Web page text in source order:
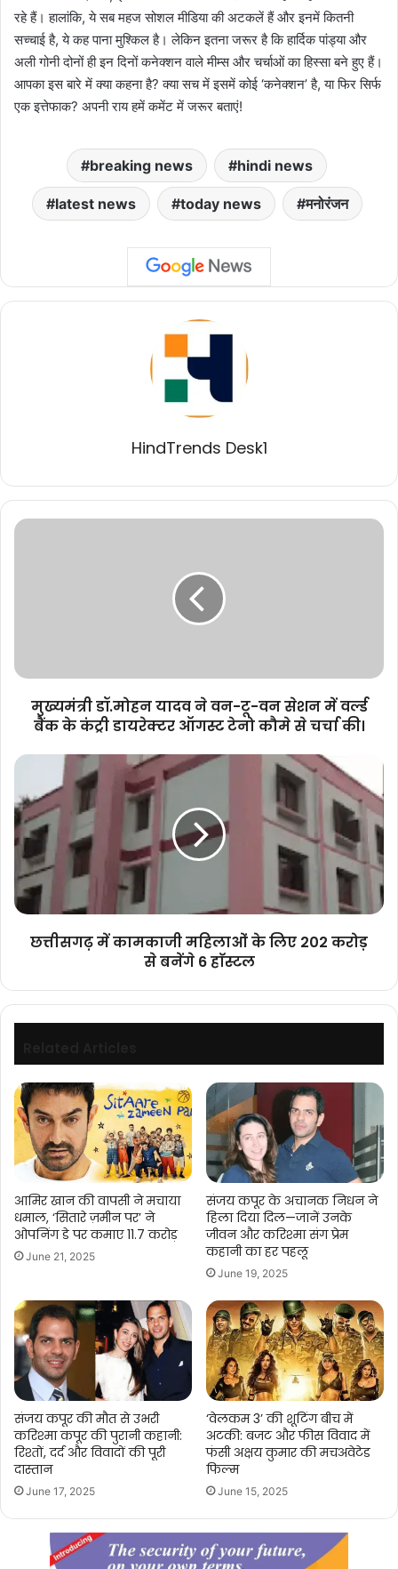
रहे हैं। हालांकि, ये सब महज सोशल मीडिया की अटकलें हैं और इनमें कितनी
सच्चाई है, ये कह पाना मुश्किल है। लेकिन इतना जरूर है कि हार्दिक पांड्या और
अली गोनी दोनों ही इन दिनों कनेक्शन वाले मीम्स और चर्चाओं का हिस्सा बने हुए हैं।
आपका इस बारे में क्या कहना है? क्या सच में इसमें कोई ‘कनेक्शन’ है, या फिर सिर्फ
एक इत्तेफाक? अपनी राय हमें कमेंट में जरूर बताएं!
breaking news hindi news
latest news today news मनोरंजन
HindTrends Desk1
मुख्यमंत्री
में
कंट्री
टेनो
कौमे
से
चर्चा
की।
मुख्यमंत्री डॉ.मोहन यादव ने वन-टू-वन सेशन में वर्ल्ड
बैंक के कंट्री डायरेक्टर ऑगस्ट टेनो कौमे से चर्चा की।
छत्तीसगढ़
कामकाजी
महिलाओं
के
लिए
202
करोड़
से
छत्तीसगढ़ में कामकाजी महिलाओं के लिए 202 करोड़
से बनेंगे 6 हाॅस्टल
आमिर खान की वापसी ने मचाया
धमाल, ‘सितारे ज़मीन पर’ ने
ओपनिंग डे पर कमाए 11.7 करोड़
June 21, 2025
संजय कपूर के अचानक निधन ने
हिला दिया दिल—जानें उनके
जीवन और करिश्मा संग प्रेम
कहानी का हर पहलू
June 19, 2025
संजय कपूर की मौत से उभरी
करिश्मा कपूर की पुरानी कहानी:
रिश्तों, दर्द और विवादों की पूरी
दास्तान
June 17, 2025
‘वेलकम 3’ की शूटिंग बीच में
अटकी: बजट और फीस विवाद में
फंसी अक्षय कुमार की मचअवेटेड
फिल्म
June 15, 2025